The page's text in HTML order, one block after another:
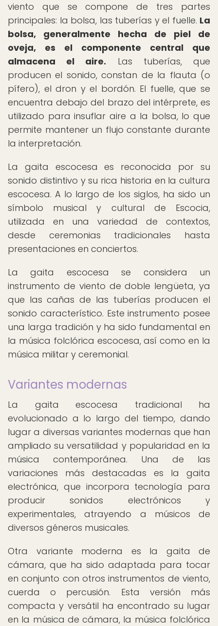
viento que se compone de tres partes
principales: la bolsa, las tuberías y el fuelle. La
bolsa, generalmente hecha de piel de
oveja, es el componente central que
almacena el aire. Las tuberías, que
producen el sonido, constan de la flauta (o
pífero), el dron y el bordón. El fuelle, que se
encuentra debajo del brazo del intérprete, es
utilizado para insuflar aire a la bolsa, lo que
permite mantener un flujo constante durante
la interpretación.
La gaita escocesa es reconocida por su
sonido distintivo y su rica historia en la cultura
escocesa. A lo largo de los siglos, ha sido un
símbolo musical y cultural de Escocia,
utilizada en una variedad de contextos,
desde ceremonias tradicionales hasta
presentaciones en conciertos.
La gaita escocesa se considera un
instrumento de viento de doble lengüeta, ya
que las cañas de las tuberías producen el
sonido característico. Este instrumento posee
una larga tradición y ha sido fundamental en
la música folclórica escocesa, así como en la
música militar y ceremonial.
Variantes modernas
La gaita escocesa tradicional ha
evolucionado a lo largo del tiempo, dando
lugar a diversas variantes modernas que han
ampliado su versatilidad y popularidad en la
música contemporánea. Una de las
variaciones más destacadas es la gaita
electrónica, que incorpora tecnología para
producir sonidos electrónicos y
experimentales, atrayendo a músicos de
diversos géneros musicales.
Otra variante moderna es la gaita de
cámara, que ha sido adaptada para tocar
en conjunto con otros instrumentos de viento,
cuerda o percusión. Esta versión más
compacta y versátil ha encontrado su lugar
en la música de cámara, la música folclórica